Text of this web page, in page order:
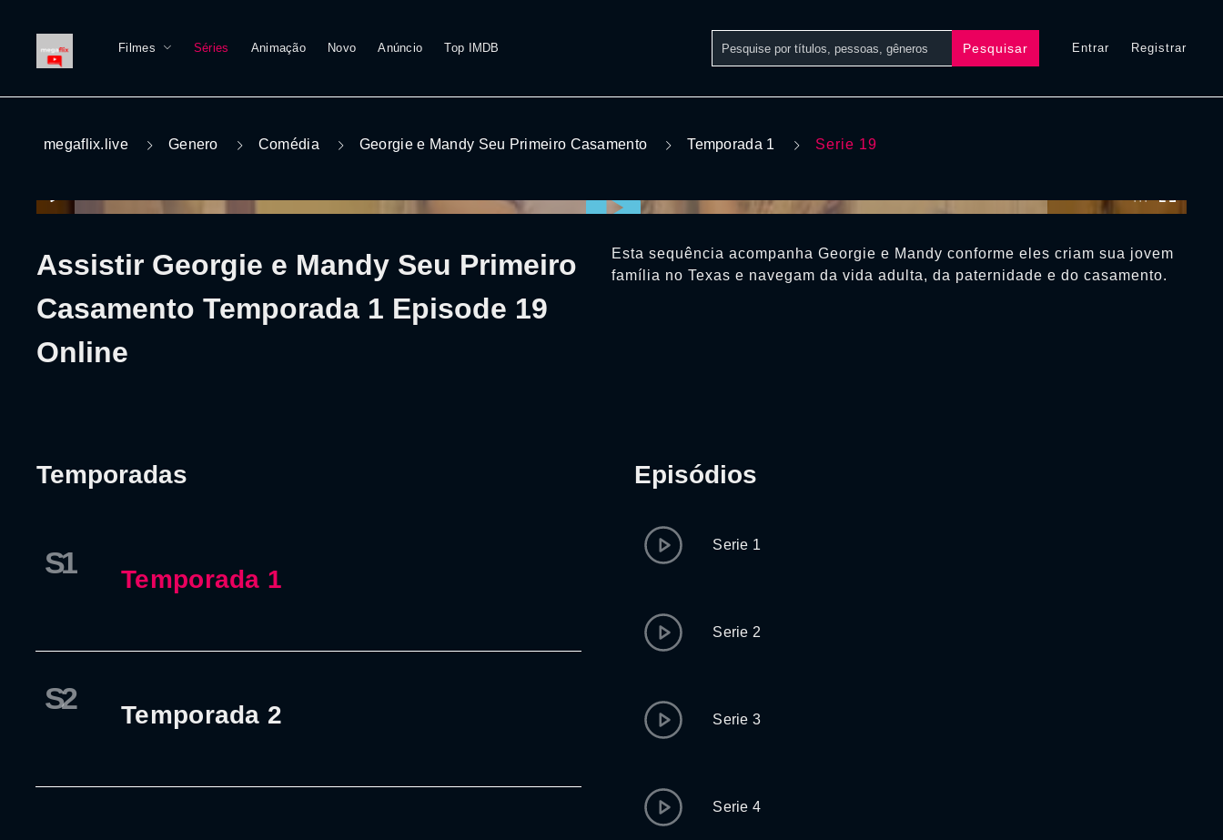
Filmes Séries Animação Novo Anúncio Top IMDB Pesquisar Entrar Registrar
megaflix.live Genero Comédia Georgie e Mandy Seu Primeiro Casamento Temporada 1 Serie 19
Assistir Georgie e Mandy Seu Primeiro
Casamento Temporada 1 Episode 19
Online
Esta sequência acompanha Georgie e Mandy conforme eles criam sua jovem
família no Texas e navegam da vida adulta, da paternidade e do casamento.
Temporadas
S1 Temporada 1
S2 Temporada 2
Episódios
Serie 1
Serie 2
Serie 3
Serie 4